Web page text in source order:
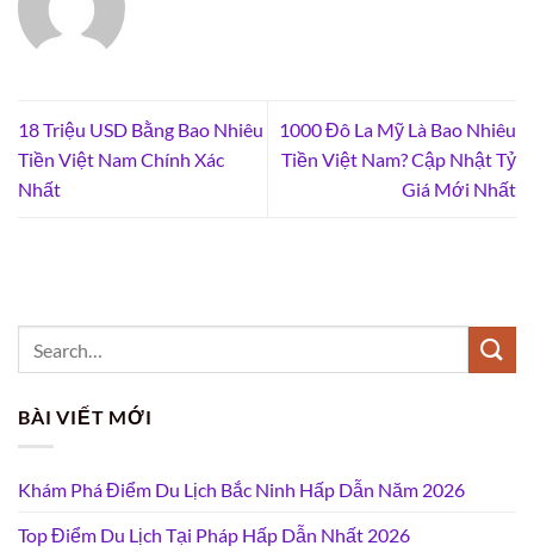
18 Triệu USD Bằng Bao Nhiêu
Tiền Việt Nam Chính Xác
Nhất
1000 Đô La Mỹ Là Bao Nhiêu
Tiền Việt Nam? Cập Nhật Tỷ
Giá Mới Nhất
BÀI VIẾT MỚI
Khám Phá Điểm Du Lịch Bắc Ninh Hấp Dẫn Năm 2026
Top Điểm Du Lịch Tại Pháp Hấp Dẫn Nhất 2026